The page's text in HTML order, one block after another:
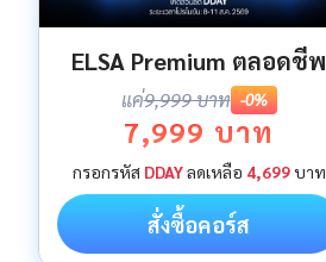
ELSA Premium ตลอดชีพ
แค่9,999 บาท -0%
7,999 บาท
กรอกรหัส DDAYลดเหลือ 4,699บาท
สั่งซื้อคอร์ส